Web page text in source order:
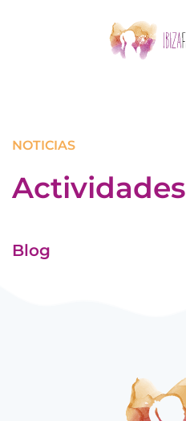
Skip to main content
NOTICIAS
Actividades
Blog